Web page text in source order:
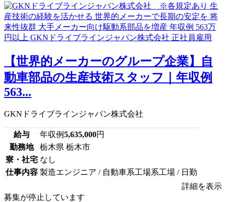
【世界的メーカーのグループ企業】自
動車部品の生産技術スタッフ｜年収例
563...
GKNドライブラインジャパン株式会社
給与 年収例5,635,000円
勤務地
栃木県 栃木市
寮・社宅 なし
仕事内容 製造エンジニア / 自動車系工場系工場 / 日勤
詳細を表示
募集が停止しています